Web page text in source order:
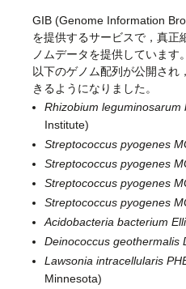
センターについて
利用規約
問合せ
GIB (Genome Information
を提供するサービスで，真正
ノムデータを提供しています。
以下のゲノム配列が公開され
きるようになりました。
Rhizobium leguminosarum
Institute)
Streptococcus pyogenes
Streptococcus pyogenes
Streptococcus pyogenes
Streptococcus pyogenes
Acidobacteria bacterium
Deinococcus geothermalis
Lawsonia intracellularis
Minnesota)